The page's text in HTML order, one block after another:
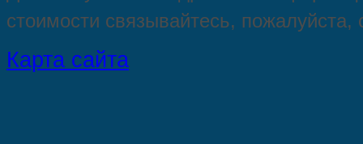
стoимости связывaйтесь,
Карта сайта